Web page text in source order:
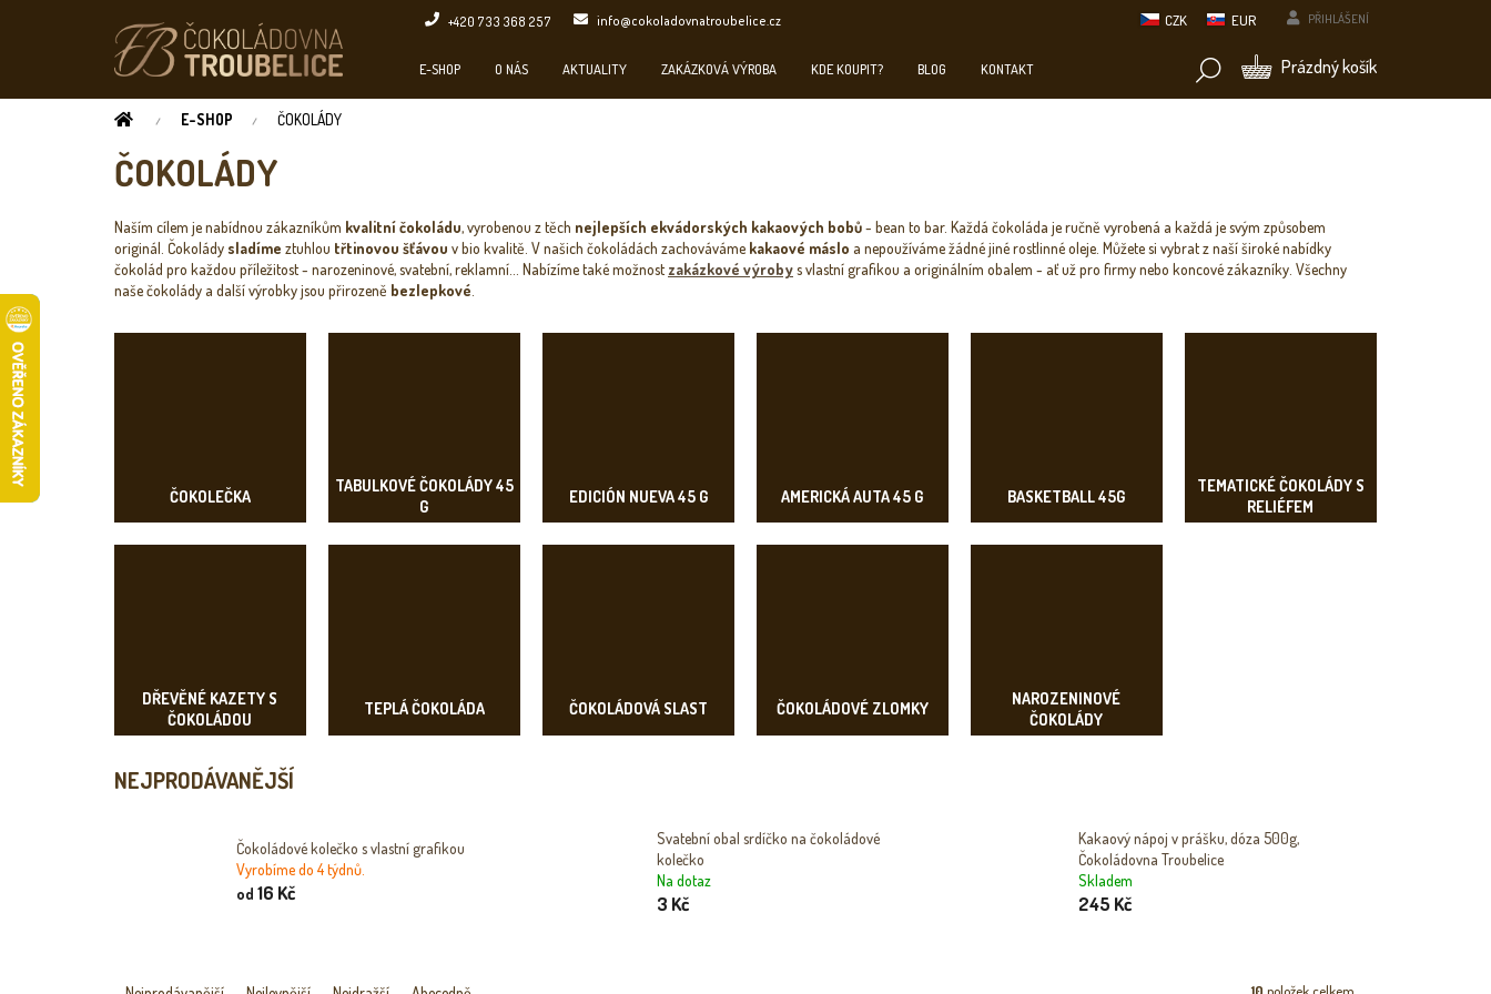
+420 733 368 257 info@cokoladovnatroubelice.cz CZK EUR PŘIHLÁŠENÍ
NÁKUPNÍ
Prázdný košík
E-SHOP O NÁS AKTUALITY ZAKÁZKOVÁ VÝROBA KDE KOUPIT? BLOG KONTAKT
DOMŮ E-SHOP ČOKOLÁDY
ČOKOLÁDY
Naším cílem je nabídnou zákazníkům kvalitní čokoládu, vyrobenou z těch nejlepších ekvádorských kakaových bobů- bean to bar. Každá čokoláda je ručně vyrobená a každá je svým způsobem
originál. Čokoládysladíme ztuhlou třtinovou šťávou v bio kvalitě. V našich čokoládách zachováváme kakaové máslo a nepoužíváme žádné jiné rostlinné oleje. Můžete si vybrat z naší široké nabídky
čokolád pro každou příležitost - narozeninové, svatební, reklamní... Nabízíme také možnost zakázkové výrobys vlastní grafikou a originálním obalem - ať už pro firmy nebo koncové zákazníky. Všechny
naše čokolády a další výrobky jsou přirozeně bezlepkové
ČOKOLEČKA
TABULKOVÉ ČOKOLÁDY 45
G
EDICIÓN NUEVA 45 G AMERICKÁ AUTA 45 G BASKETBALL 45G
TEMATICKÉ ČOKOLÁDY S
RELIÉFEM
DŘEVĚNÉ KAZETY S
ČOKOLÁDOU
TEPLÁ ČOKOLÁDA ČOKOLÁDOVÁ SLAST ČOKOLÁDOVÉ ZLOMKY
NAROZENINOVÉ
ČOKOLÁDY
NEJPRODÁVANĚJŠÍ
Čokoládové kolečko s vlastní grafikou
Vyrobíme do 4 týdnů.
od 16 Kč
Svatební obal srdíčko na čokoládové
kolečko
Na dotaz
3 Kč
Kakaový nápoj v prášku, dóza 500g,
Čokoládovna Troubelice
Skladem
245 Kč